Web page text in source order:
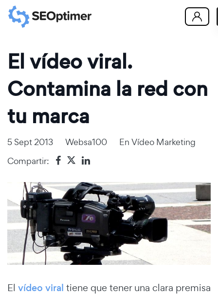
El vídeo viral.
Contamina la red con
tu marca
5 Sept 2013 Websa100 En Vídeo Marketing
Compartir:
El vídeo viral tiene que tener una clara premisa